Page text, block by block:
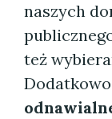
naszych
też